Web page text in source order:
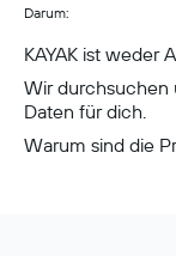
Hotels in
Hotels in
Darum:
KAYAK ist weder
Wir durchsuchen
Daten für dich.
Warum sind die